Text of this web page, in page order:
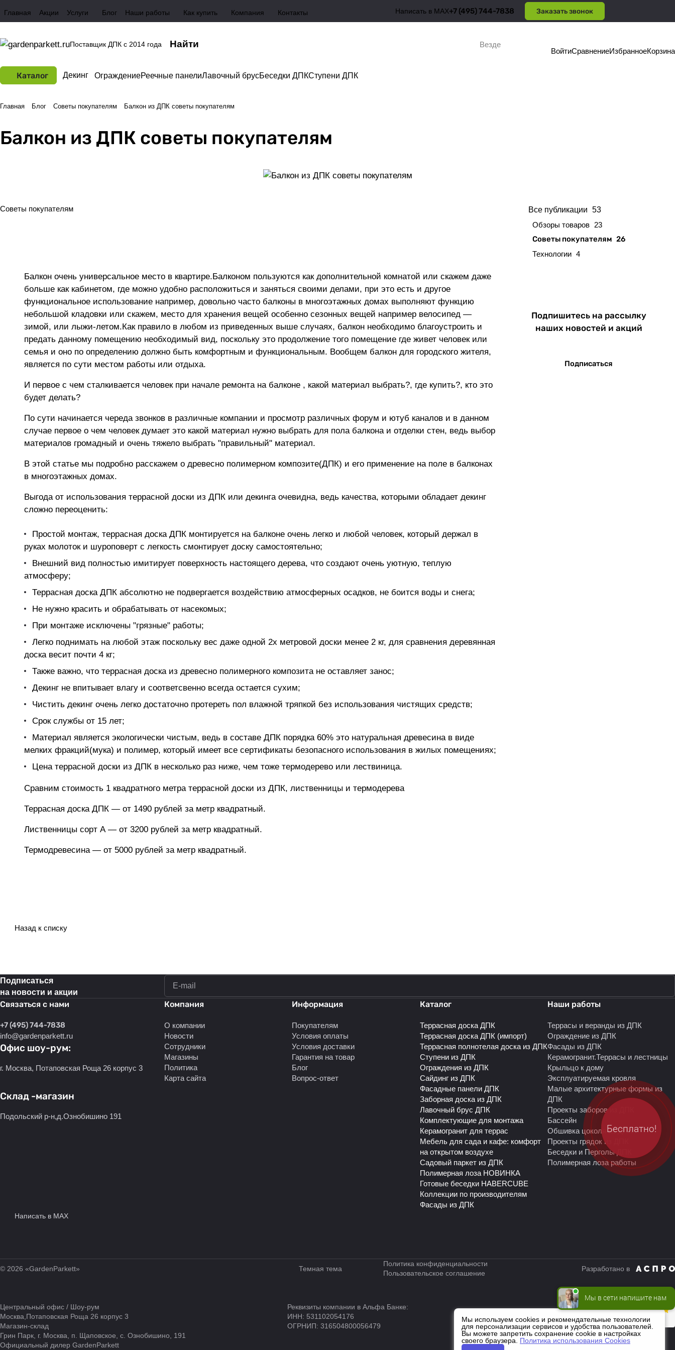
Главная Акции Услуги Блог Наши работы Как купить Компания Контакты Написать в MAX+7 (495) 744-7838 Заказать звонок
Поставщик ДПК с 2014 года Везде
ВойтиСравнениеИзбранноеКорзина
Каталог Декинг ОграждениеРеечные панелиЛавочный брусБеседки ДПКСтупени ДПК
Главная Блог Советы покупателям Балкон из ДПК советы покупателям
Балкон из ДПК советы покупателям
Советы покупателям
Балкон очень универсальное место в квартире.Балконом пользуются как дополнительной комнатой или скажем даже
больше как кабинетом, где можно удобно расположиться и заняться своими делами, при это есть и другое
функциональное использование например, довольно часто балконы в многоэтажных домах выполняют функцию
небольшой кладовки или скажем, место для хранения вещей особенно сезонных вещей например велосипед —
зимой, или лыжи-летом.Как правило в любом из приведенных выше случаях, балкон необходимо благоустроить и
предать данному помещению необходимый вид, поскольку это продолжение того помещение где живет человек или
семья и оно по определению должно быть комфортным и функциональным. Вообщем балкон для городского жителя,
является по сути местом работы или отдыха.
И первое с чем сталкивается человек при начале ремонта на балконе , какой материал выбрать?, где купить?, кто это
будет делать?
По сути начинается череда звонков в различные компании и просмотр различных форум и ютуб каналов и в данном
случае первое о чем человек думает это какой материал нужно выбрать для пола балкона и отделки стен, ведь выбор
материалов громадный и очень тяжело выбрать "правильный" материал.
В этой статье мы подробно расскажем о древесно полимерном композите(ДПК) и его применение на поле в балконах
в многоэтажных домах.
Выгода от использования террасной доски из ДПК или декинга очевидна, ведь качества, которыми обладает декинг
сложно переоценить:
Простой монтаж, террасная доска ДПК монтируется на балконе очень легко и любой человек, который держал в
руках молоток и шуроповерт с легкость смонтирует доску самостоятельно;
Внешний вид полностью имитирует поверхность настоящего дерева, что создают очень уютную, теплую
атмосферу;
Террасная доска ДПК абсолютно не подвергается воздействию атмосферных осадков, не боится воды и снега;
Не нужно красить и обрабатывать от насекомых;
При монтаже исключены "грязные" работы;
Легко поднимать на любой этаж поскольку вес даже одной 2х метровой доски менее 2 кг, для сравнения деревянная
доска весит почти 4 кг;
Также важно, что террасная доска из древесно полимерного композита не оставляет занос;
Декинг не впитывает влагу и соответсвенно всегда остается сухим;
Чистить декинг очень легко достаточно протереть пол влажной тряпкой без использования чистящих средств;
Срок службы от 15 лет;
Материал является экологически чистым, ведь в составе ДПК порядка 60% это натуральная древесина в виде
мелких фракций(мука) и полимер, который имеет все сертификаты безопасного использования в жилых помещениях;
Цена террасной доски из ДПК в несколько раз ниже, чем тоже термодерево или лествиница.
Сравним стоимость 1 квадратного метра террасной доски из ДПК, лиственницы и термодерева
Террасная доска ДПК — от 1490 рублей за метр квадратный.
Лиственницы сорт А — от 3200 рублей за метр квадратный.
Термодревесина — от 5000 рублей за метр квадратный.
Назад к списку
Все публикации 53
Обзоры товаров 23
Советы покупателям 26
Технологии 4
Подпишитесь на рассылку
наших новостей и акций
Подписаться
Подписаться
на новости и акции
Связаться с нами
+7 (495) 744-7838
info@gardenparkett.ru
Офис шоу-рум:
г. Москва, Потаповская Роща 26 корпус 3
Склад -магазин
Подольский р-н,д.Ознобишино 191
Компания
О компании
Новости
Сотрудники
Магазины
Политика
Карта сайта
Информация
Покупателям
Условия оплаты
Условия доставки
Гарантия на товар
Блог
Вопрос-ответ
Каталог
Террасная доска ДПК
Террасная доска ДПК (импорт)
Террасная полнотелая доска из ДПК
Ступени из ДПК
Ограждения из ДПК
Сайдинг из ДПК
Фасадные панели ДПК
Заборная доска из ДПК
Лавочный брус ДПК
Комплектующие для монтажа
Керамогранит для террас
Мебель для сада и кафе: комфорт
на открытом воздухе
Садовый паркет из ДПК
Полимерная лоза НОВИНКА
Готовые беседки HABERCUBE
Коллекции по производителям
Фасады из ДПК
Наши работы
Террасы и веранды из ДПК
Ограждение из ДПК
Фасады из ДПК
Керамогранит.Террасы и лестницы
Крыльцо к дому
Эксплуатируемая кровля
Малые архитектурные формы из
ДПК
Проекты заборов из ДПК
Бассейн
Обшивка цоколя из ДПК
Проекты грядок из ДПК
Беседки и Перголы ДПК
Полимерная лоза работы
Написать в MAX
© 2026 «GardenParkett» Темная тема
Политика конфиденциальности
Пользовательское соглашение
Разработано в
Центральный офис / Шоу-рум
Москва,Потаповская Роща 26 корпус 3
Магазин-склад
Грин Парк, г. Москва, п. Щаповское, с. Ознобишино, 191
Официальный дилер GardenParkett
Реквизиты компании в Альфа Банке:
ИНН: 531102054176
ОГРНИП: 316504800056479
Мы используем cookies и рекомендательные технологии
для персонализации сервисов и удобства пользователей.
Вы можете запретить сохранение cookie в настройках
своего браузера. Политика использования Cookies
Бесплатно!
Мы в сети напишите нам